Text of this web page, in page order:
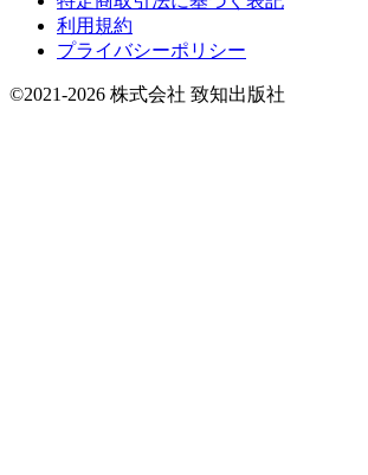
利用規約
プライバシーポリシー
©2021-2026 株式会社 致知出版社